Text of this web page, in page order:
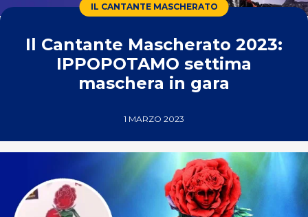
IL CANTANTE MASCHERATO
Il Cantante Mascherato 2023:
IPPOPOTAMO settima
maschera in gara
1 MARZO 2023